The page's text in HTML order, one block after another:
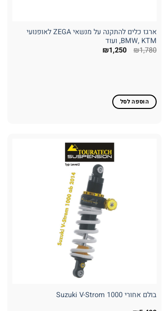
ארגז כלים להתקנה על מנשאי ZEGA לאופנועי
BMW, KTM, ועוד
₪1,780 המחיר
המקורי
₪1,250
הוספה לסל
בולם אחורי Suzuki V-Strom 1000